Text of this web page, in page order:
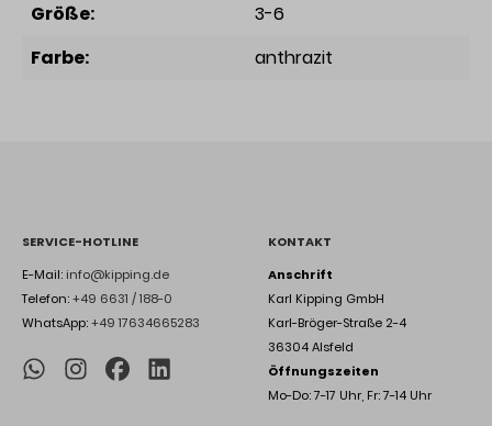
Größe:
3-6
Farbe:
anthrazit
SERVICE-HOTLINE
E-Mail:info@kipping.de
Telefon:+49 6631 / 188-0
WhatsApp:+49 17634665283
KONTAKT
Anschrift
Karl Kipping GmbH
Karl-Bröger-Straße 2-4
36304 Alsfeld
Öffnungszeiten
Mo-Do: 7-17 Uhr, Fr: 7-14 Uhr